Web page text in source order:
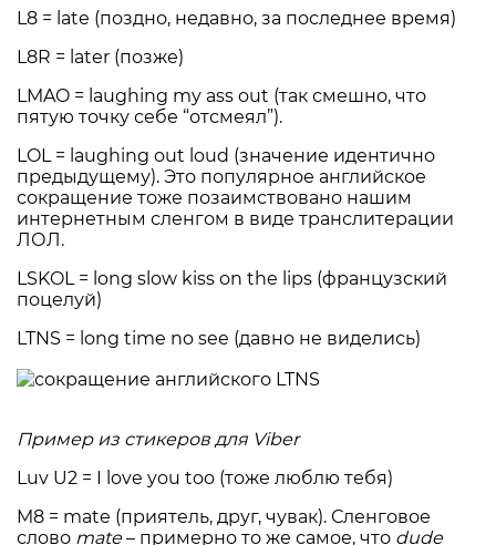
L8 = late (поздно, недавно, за последнее время)
L8R = later (позже)
LMAO = laughing my ass out (так смешно, что
пятую точку себе “отсмеял”).
LOL = laughing out loud (значение идентично
предыдущему). Это популярное английское
сокращение тоже позаимствовано нашим
интернетным сленгом в виде транслитерации
ЛОЛ.
LSKOL = long slow kiss on the lips (французский
поцелуй)
LTNS = long time no see (давно не виделись)
Пример из стикеров для Viber
Luv U2 = I love you too (тоже люблю тебя)
M8 = mate (приятель, друг, чувак). Сленговое
слово mate– примерно то же самое, что dude